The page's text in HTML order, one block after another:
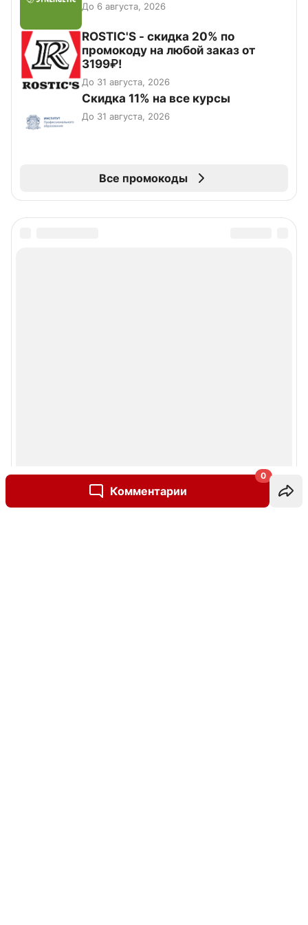
Комментарии
0
До 6 августа, 2026
ROSTIC'S - скидка 20% по
промокоду на любой заказ от
3199₽!
До 31 августа, 2026
Скидка 11% на все курсы
До 31 августа, 2026
Все промокоды